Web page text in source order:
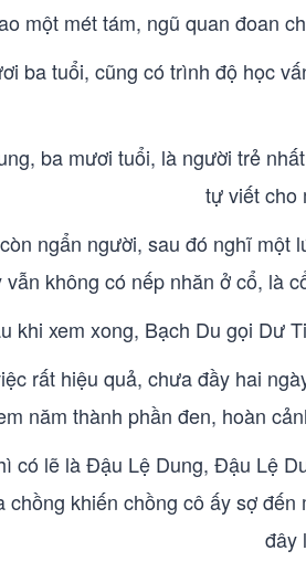
một mét tám, ngũ quan đoan
ba tuổi, cũng có trình độ học
ba mươi tuổi, là người trẻ
tự viết cho
ngẩn người, sau đó nghĩ
vẫn không có nếp nhăn ở cổ, là
khi xem xong, Bạch Du gọi Dư
rất hiệu quả, chưa đầy hai
năm thành phần đen, hoàn
có lẽ là Đậu Lệ Dung, Đậu Lệ
chồng khiến chồng cô ấy sợ
đây